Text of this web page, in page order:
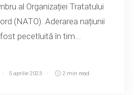
al Organizației Tratatului
(NATO). Aderarea națiunii
pecetluită în tim...
5 aprilie 2023 2 min read